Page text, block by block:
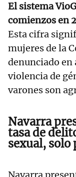
El sistema
comienzos en
Esta cifra
mujeres de la
denunciado
violencia de
varones son
Navarra
tasa de
sexual, solo